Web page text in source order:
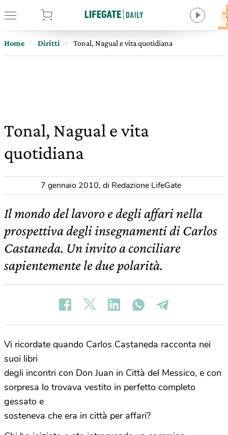
Home Diritti Tonal, Nagual e vita quotidiana
Tonal, Nagual e vita
quotidiana
7 gennaio 2010, di Redazione LifeGate
Il mondo del lavoro e degli affari nella
prospettiva degli insegnamenti di Carlos
Castaneda. Un invito a conciliare
sapientemente le due polarità.
Vi ricordate quando Carlos Castaneda racconta nei
suoi libri
degli incontri con Don Juan in Città del Messico, e con
sorpresa lo trovava vestito in perfetto completo
gessato e
sosteneva che era in città per affari?